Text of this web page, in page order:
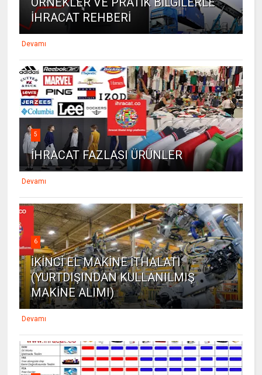
İHRACAT REHBERİ
Devamı
5
İHRACAT FAZLASI ÜRÜNLER
Devamı
6
İKİNCİ EL MAKİNE İTHALATI
(YURTDIŞINDAN KULLANILMIŞ
MAKİNE ALIMI)
Devamı